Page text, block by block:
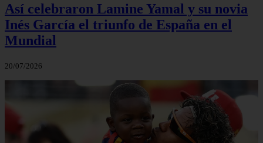
Así celebraron Lamine Yamal y su novia
Inés García el triunfo de España en el
Mundial
20/07/2026